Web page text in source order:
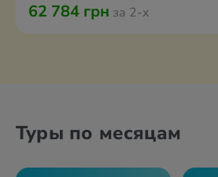
62 784 грн за 2-х
Туры по месяцам